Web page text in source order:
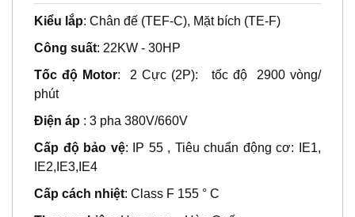
Kiểu lắp: Chân đế (TEF-C), Mặt bích (TE-F)
Công suất: 22KW - 30HP
Tốc độ Motor: 2 Cực (2P): tốc độ 2900 vòng/
phút
Điện áp : 3 pha 380V/660V
Cấp độ bảo vệ: IP 55 , Tiêu chuẩn động cơ: IE1,
IE2,IE3,IE4
Cấp cách nhiệt: Class F 155 ° C